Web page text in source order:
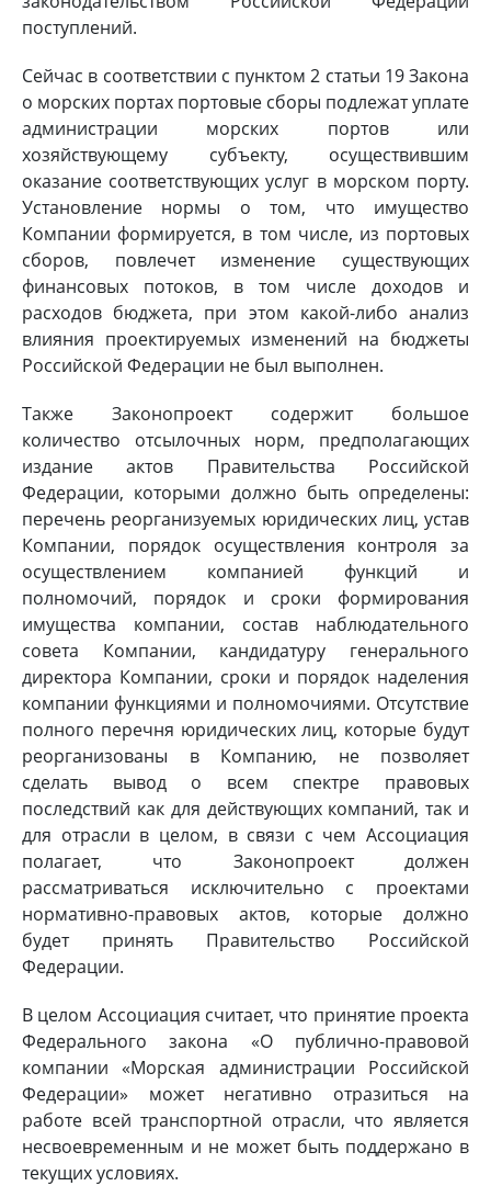
поступлений.
Сейчас в соответствии с пунктом 2 статьи 19 Закона
о морских портах портовые сборы подлежат уплате
администрации морских портов или
хозяйствующему субъекту, осуществившим
оказание соответствующих услуг в морском порту.
Установление нормы о том, что имущество
Компании формируется, в том числе, из портовых
сборов, повлечет изменение существующих
финансовых потоков, в том числе доходов и
расходов бюджета, при этом какой-либо анализ
влияния проектируемых изменений на бюджеты
Российской Федерации не был выполнен.
Также Законопроект содержит большое
количество отсылочных норм, предполагающих
издание актов Правительства Российской
Федерации, которыми должно быть определены:
перечень реорганизуемых юридических лиц, устав
Компании, порядок осуществления контроля за
осуществлением компанией функций и
полномочий, порядок и сроки формирования
имущества компании, состав наблюдательного
совета Компании, кандидатуру генерального
директора Компании, сроки и порядок наделения
компании функциями и полномочиями. Отсутствие
полного перечня юридических лиц, которые будут
реорганизованы в Компанию, не позволяет
сделать вывод о всем спектре правовых
последствий как для действующих компаний, так и
для отрасли в целом, в связи с чем Ассоциация
полагает, что Законопроект должен
рассматриваться исключительно с проектами
нормативно-правовых актов, которые должно
будет принять Правительство Российской
Федерации.
В целом Ассоциация считает, что принятие проекта
Федерального закона «О публично-правовой
компании «Морская администрации Российской
Федерации» может негативно отразиться на
работе всей транспортной отрасли, что является
несвоевременным и не может быть поддержано в
текущих условиях.